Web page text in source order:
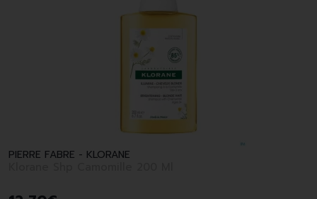
PIERRE FABRE - KLORANE